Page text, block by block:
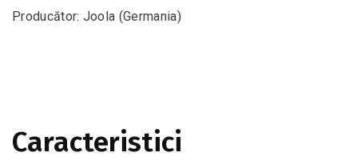
Producător: Joola (Germania)
Caracteristici